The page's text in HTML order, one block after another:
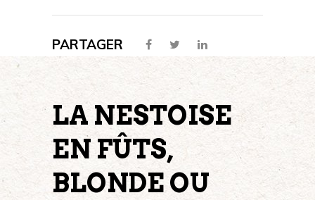
PARTAGER
LA NESTOISE
EN FÛTS,
BLONDE OU